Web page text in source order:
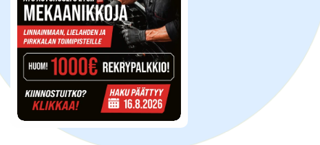
MYSTEERI
CHISU
12.20
P.S. VIELÄKIN
OLLIE
12.14
KEVÄT JA MINÄ (2025)
TOMMI LÄNTINEN
12.08
HUOMINEN ON TUULINEN
RESSU REDFORD